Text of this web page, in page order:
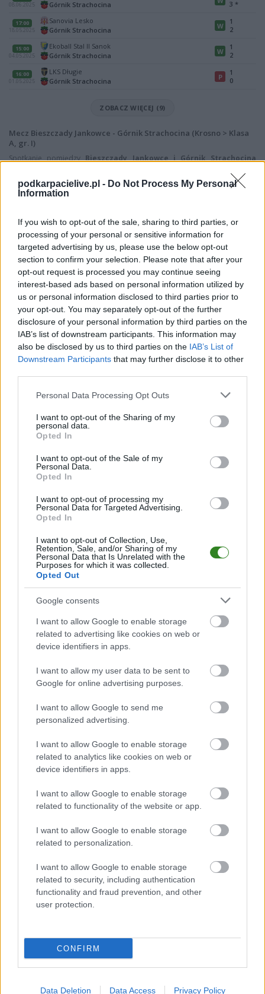
podkarpacielive.pl - Do Not Process My Personal
Information
If you wish to opt-out of the sale, sharing to third parties, or
processing of your personal or sensitive information for
targeted advertising by us, please use the below opt-out
section to confirm your selection. Please note that after your
opt-out request is processed you may continue seeing
interest-based ads based on personal information utilized by
us or personal information disclosed to third parties prior to
your opt-out. You may separately opt-out of the further
disclosure of your personal information by third parties on the
IAB’s list of downstream participants. This information may
also be disclosed by us to third parties on the IAB’s List of
Downstream Participants that may further disclose it to other
Please note that this website/app uses one or more Google
not limited to your visit or usage behaviour. You may click to
grant or deny consent to Google and its third-party tags to
use your data for below specified purposes in below Google
consent section.
Personal Data Processing Opt Outs
I want to opt-out of the Sharing of my
personal data.
Opted In
I want to opt-out of the Sale of my
Personal Data.
Opted In
I want to opt-out of processing my
Personal Data for Targeted Advertising.
Opted In
I want to opt-out of Collection, Use,
Retention, Sale, and/or Sharing of my
Personal Data that Is Unrelated with the
Purposes for which it was collected.
Opted Out
Google consents
I want to allow Google to enable storage
related to advertising like cookies on web or
device identifiers in apps.
I want to allow my user data to be sent to
Google for online advertising purposes.
I want to allow Google to send me
personalized advertising.
I want to allow Google to enable storage
related to analytics like cookies on web or
device identifiers in apps.
I want to allow Google to enable storage
related to functionality of the website or app.
I want to allow Google to enable storage
related to personalization.
I want to allow Google to enable storage
related to security, including authentication
functionality and fraud prevention, and other
user protection.
CONFIRM
Data Deletion Data Access Privacy Policy
08.06.2025
Górnik Strachocina
3 *
17:00
18.05.2025
Sanovia Lesko
Górnik Strachocina
W
1
2
15:00
04.05.2025
Ekoball Stal II Sanok
Górnik Strachocina
W
1
2
16:00
01.05.2025
LKS Długie
Górnik Strachocina
P
1
0
ZOBACZ WIĘCEJ (9)
Mecz Bieszczady Jankowce - Górnik Strachocina (Krosno > Klasa
A, gr. I)
Spotkanie pomiędzyBieszczady Jankowce i Górnik Strachocina
Klasa A, gr. I).
Na stroniePodkarpacieLive.pl
spotkania . To kompletne źródło danych dla kibiców i pasjonatów
lokalnej piłki nożnej. Jeżeli aktualnie nie widzisz tutaj danych z pewnością
pracujemy nad tym żeby je uzupełnić.
Wynik meczu Bieszczady Jankowce vs Górnik Strachocina
Po zakończeniu spotkania automatycznie publikujemyoficjalny wynik
spotkania, a także dane meczowe, jeśli są dostępne.
Pełny harmonogram rozgrywek dostępny jest tutaj:Krosno > Klasa A,
gr. I - terminarz .
Informacje o składach i strzelcach
W miarę dostępności danych, publikujemyskłady wyjściowe,
rezerwowych, zmiany oraz listę strzelców bramek. Informacje te
Jeśli jesteś kibicem klubu Bieszczady Jankowce lub Górnik Strachocina -
zaglądaj tutaj częściej. Nasz serwis regularnie dostarcza informacje o
terminach meczów, wynikach, transferach i newsach klubowych
PodkarpacieLive.pl to największa baza
bądź na bieżąco z wydarzeniami z boisk!
Analiza przed meczem: Bieszczady Jankowce vs Górnik
Bieszczady Jankowce - Górnik Strachocina
odbędzie się w
ramach 20. kolejki - Krosno > Klasa A, gr. I. Spotkanie zostanie rozegrane
Bieszczady Jankowceprzystępuje do tego spotkania w roli
gospodarza. Jak drużyna radzi sobie w sezonie 2024/2025 rozgrywek
Krosno > Klasa A, gr. I przed własną publicznością? Na tej stronie możecie
zobaczyć tabelę uwzględniającą tylko mecze u siebie. W tabeli biorącej
pod uwagę tylko mecze wyjazdowe możecie natomiast sprawdzić jak
spisuje się klubGórnik Strachocina
Krosno > Klasa A, gr. I - sytuacja w tabeli
Przed meczami 20. kolejki - Krosno > Klasa A, gr. I gospodarze
(Bieszczady Jankowce) zajmują14. miejsce
Poniżej znajdziesz także ostatnie mecze obu drużyn oraz statystyki
bramkowe.
Bieszczady Jankowce vs. Górnik Strachocina - relacja, wynik na
żywo, transmisja
Wynik meczu Bieszczady Jankowce - Górnik Strachocina znajdziesz na
naszej stronie zaraz po jego zakończeniu. Jeżeli szukasz informacji
meczowych, zajrzyj tutaj:Bieszczady Jankowce vs. Górnik
Strachocina - wynik, składy, strzelcy
Jeżeli w internecie lub TV dostępna jest
albo innych spotkań
Krosno > Klasa A, gr. I na pewno znajdziesz takie informacje na naszym
portalu. Możliwe jednak, że nigdzie nie pojawi się stream online z tego
Asseco Resovia| Developres Rzeszów |ITA TOOLS Stal Mielec
Cellfast Wilki Krosno| Texom Stal Rzeszów|Stal Mielec
Motor Lublin|Stal Rzeszów| Stal Stalowa Wola|Wisła Kraków
Resovia|Wieczysta Kraków
Mecze dziś Wyniki LIVE Transmisje
kartki okolicznościowe